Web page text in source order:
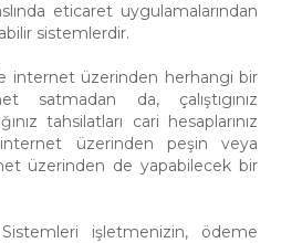
eticaret uygulamalarından
sistemlerdir.
internet üzerinden herhangi bir
satmadan da, çalıştıgınız
tahsilatları cari hesaplarınız
üzerinden peşin veya
üzerinden de yapabilecek bir
işletmenizin, ödeme